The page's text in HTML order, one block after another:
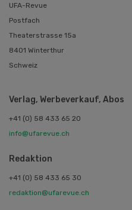
UFA-Revue
Postfach
Theaterstrasse 15a
8401 Winterthur
Schweiz
Verlag, Werbeverkauf, Abos
+41 (0) 58 433 65 20
info@ufarevue.ch
Redaktion
+41 (0) 58 433 65 30
redaktion@ufarevue.ch